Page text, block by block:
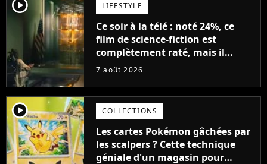
player2 LIFESTYLE
Ce soir à la télé : noté 24%, ce
film de science-fiction est
complètement raté, mais il
aurait pu être encore pire à
7 août 2026
player2 COLLECTIONS
Les cartes Pokémon gâchées par
les scalpers ? Cette technique
géniale d'un magasin pour